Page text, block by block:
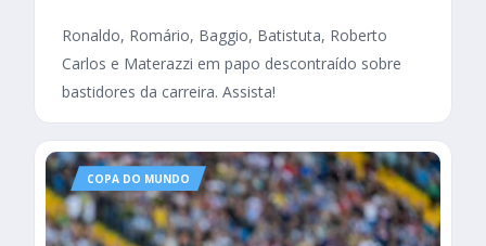
Ronaldo, Romário, Baggio, Batistuta, Roberto
Carlos e Materazzi em papo descontraído sobre
bastidores da carreira. Assista!
COPA DO MUNDO